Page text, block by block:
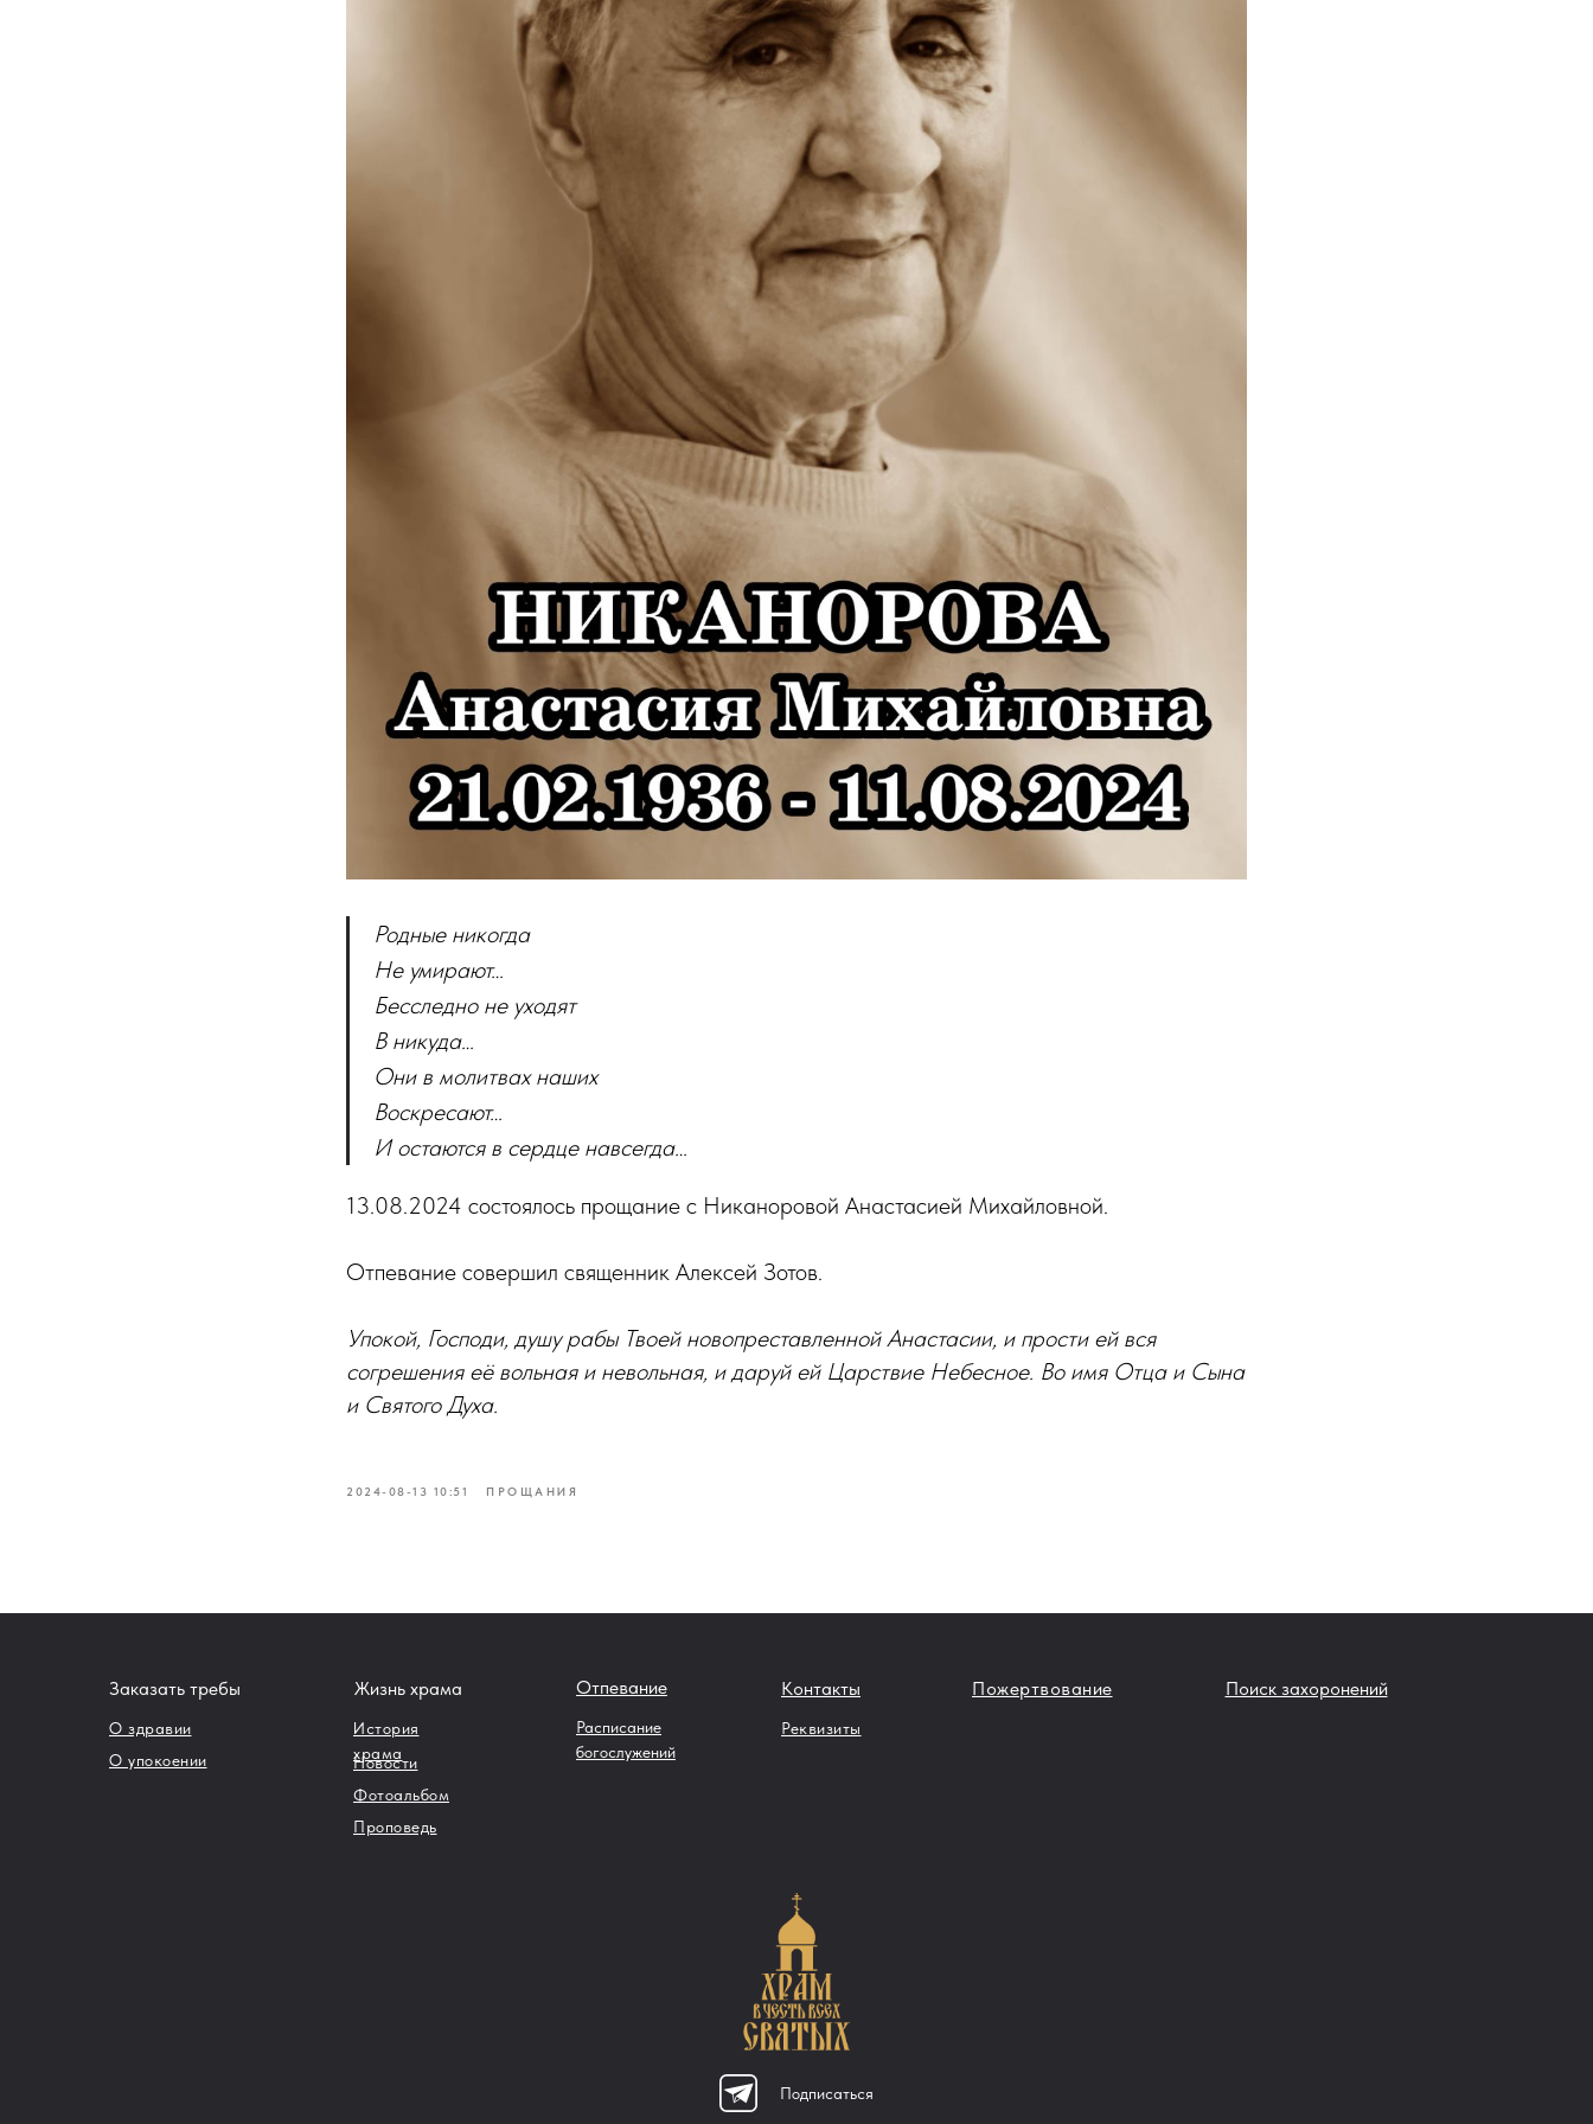
Родные никогда
Не умирают…
Бесследно не уходят
В никуда…
Они в молитвах наших
Воскресают…
И остаются в сердце навсегда…
13.08.2024 состоялось прощание с Никаноровой Анастасией Михайловной.
Отпевание совершил священник Алексей Зотов.
Упокой, Господи, душу рабы Твоей новопреставленной Анастасии, и прости ей вся
согрешения её вольная и невольная, и даруй ей Царствие Небесное. Во имя Отца и Сына
и Святого Духа.
2024-08-13 10:51 ПРОЩАНИЯ
Заказать требы
О здравии
Подписаться
О упокоении
Жизнь храма
Проповедь
История
храма
Новости
Контакты
Реквизиты
Поиск захоронений
Пожертвование
Фотоальбом
Расписание
богослужений
Отпевание